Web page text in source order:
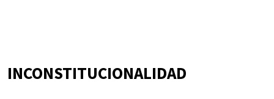
INCONSTITUCIONALIDAD